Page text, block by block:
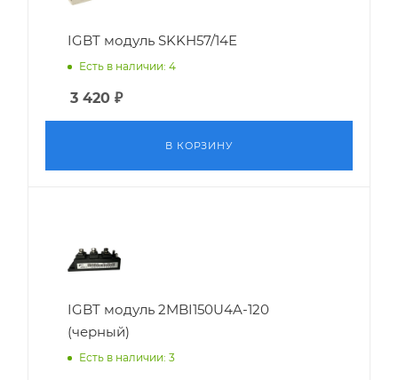
IGBT модуль SKKH57/14E
Есть в наличии: 4
3 420 ₽
В КОРЗИНУ
IGBT модуль 2MBI150U4A-120
(черный)
Есть в наличии: 3